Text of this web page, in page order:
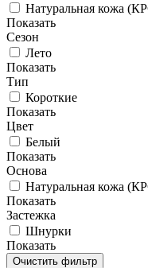
Натуральная кожа
Показать
Сезон
Лето
Показать
Тип
Короткие
Показать
Цвет
Белый
Показать
Основа
Натуральная кожа
Показать
Застежка
Шнурки
Показать
Очистить фильтр